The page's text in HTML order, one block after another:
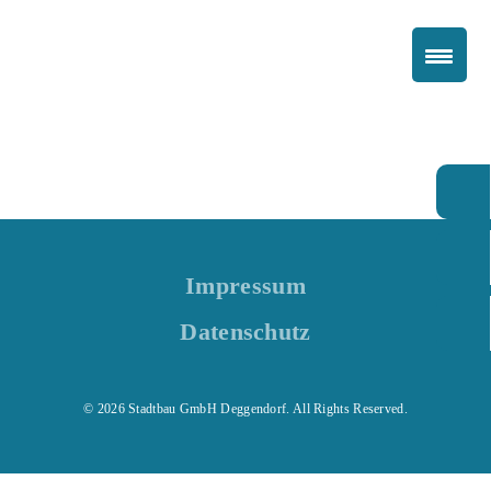
Impressum
Datenschutz
© 2026 Stadtbau GmbH Deggendorf. All Rights Reserved.